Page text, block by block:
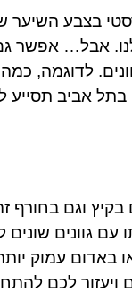
בצבע
אבל… אפשר
לדוגמה, כמה
אביב תסייע
וגם בחורף
גוונים
באדום עמוק
ויעזור לכם